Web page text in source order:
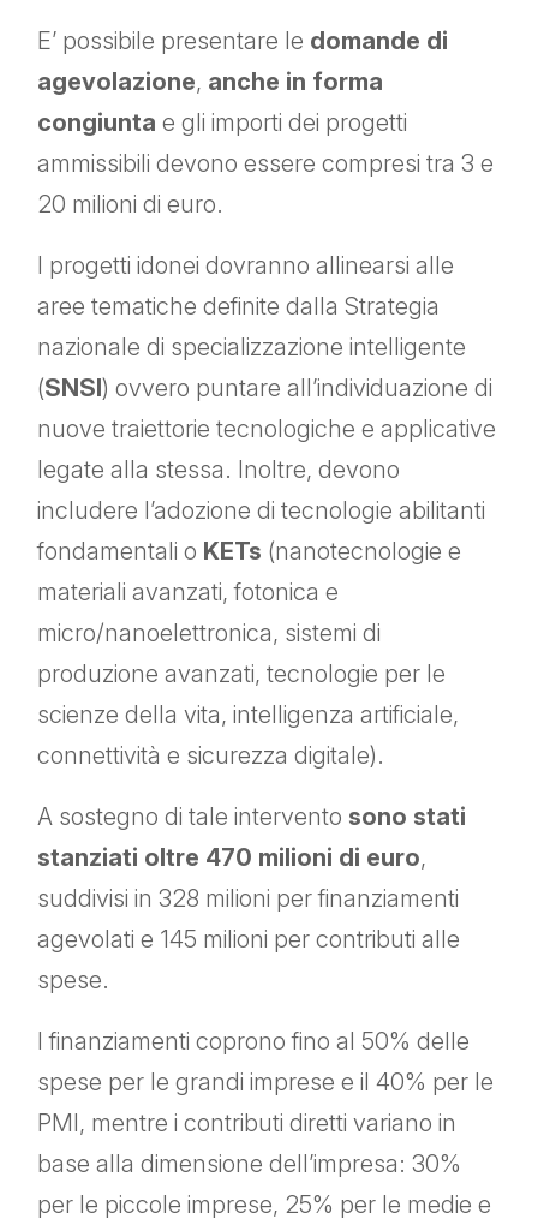
E’ possibile presentare le domande di
agevolazione, anche in forma
congiunta e gli importi dei progetti
ammissibili devono essere compresi tra 3 e
20 milioni di euro.
I progetti idonei dovranno allinearsi alle
aree tematiche definite dalla Strategia
nazionale di specializzazione intelligente
(SNSI) ovvero puntare all’individuazione di
nuove traiettorie tecnologiche e applicative
legate alla stessa. Inoltre, devono
includere l’adozione di tecnologie abilitanti
fondamentali o KETs (nanotecnologie e
materiali avanzati, fotonica e
micro/nanoelettronica, sistemi di
produzione avanzati, tecnologie per le
scienze della vita, intelligenza artificiale,
connettività e sicurezza digitale).
A sostegno di tale intervento sono stati
stanziati oltre 470 milioni di euro,
suddivisi in 328 milioni per finanziamenti
agevolati e 145 milioni per contributi alle
spese.
I finanziamenti coprono fino al 50% delle
spese per le grandi imprese e il 40% per le
PMI, mentre i contributi diretti variano in
base alla dimensione dell’impresa: 30%
per le piccole imprese, 25% per le medie e